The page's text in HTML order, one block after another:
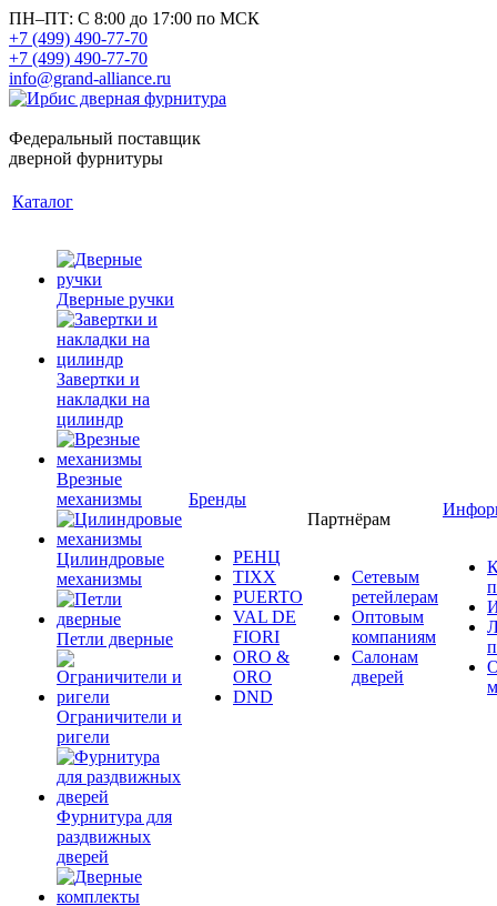
ПН–ПТ: С 8:00 до 17:00 по МСК
+7 (499) 490-77-70
+7 (499) 490-77-70
info@grand-alliance.ru
Федеральный поставщик
дверной фурнитуры
Каталог
Дверные ручки
Завертки и
накладки на
цилиндр
Врезные
механизмы
Цилиндровые
механизмы
Петли дверные
Ограничители и
ригели
Фурнитура для
раздвижных
дверей
Бренды
РЕНЦ
TIXX
PUERTO
VAL DE
FIORI
ORO &
ORO
DND
Партнёрам
Сетевым
ретейлерам
Оптовым
компаниям
Салонам
дверей